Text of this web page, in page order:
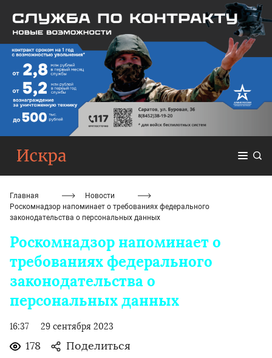
Главная
Новости
Роскомнадзор напоминает о требованиях федерального
законодательства о персональных данных
Роскомнадзор напоминает о
требованиях федерального
законодательства о
персональных данных
16:37 29 сентября 2023
178 Поделиться